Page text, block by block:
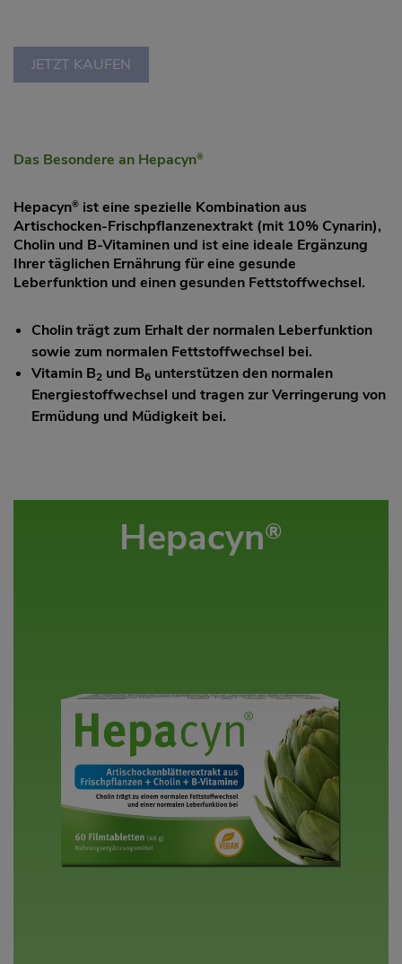
JETZT KAUFEN
Das Besondere an Hepacyn®
Hepacyn® ist eine spezielle Kombination aus
Artischocken-Frischpflanzenextrakt (mit 10% Cynarin),
Cholin und B-Vitaminen und ist eine ideale Ergänzung
Ihrer täglichen Ernährung für eine gesunde
Leberfunktion und einen gesunden Fettstoffwechsel.
Cholin trägt zum Erhalt der normalen Leberfunktion
sowie zum normalen Fettstoffwechsel bei.
Vitamin B2 und B6 unterstützen den normalen
Energiestoffwechsel und tragen zur Verringerung von
Ermüdung und Müdigkeit bei.
Hepacyn®